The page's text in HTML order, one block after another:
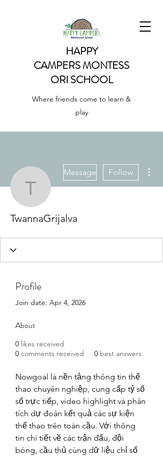
HAPPY
CAMPERSMONTESS
ORI SCHOOL
Where friends come to learn &
play
TwannaGrijalva
Message Follow
TwannaGrijalva
Profile
Join date: Apr 4, 2026
About
0 likes received
0 comments received 0 best answers
Nowgoal là nền tảng thông tin thể
thao chuyên nghiệp, cung cấp tỷ số
số trực tiếp, video highlight và phân
tích dự đoán kết quả các sự kiện
thể thao trên toàn cầu. Với thông
tin chi tiết về các trận đấu, đội
bóng, cầu thủ cùng dữ liệu chỉ số